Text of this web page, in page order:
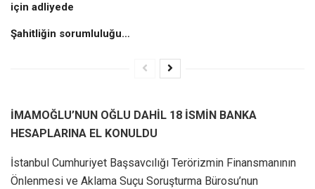
için adliyede
Şahitliğin sorumluluğu…
İMAMOĞLU’NUN OĞLU DAHİL 18 İSMİN BANKA
HESAPLARINA EL KONULDU
İstanbul Cumhuriyet Başsavcılığı Terörizmin Finansmanının
Önlenmesi ve Aklama Suçu Soruşturma Bürosu’nun